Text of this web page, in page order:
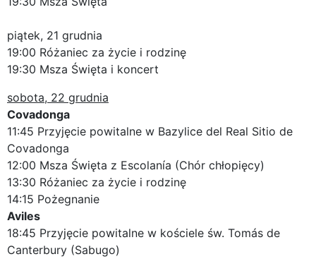
piątek, 21 grudnia
19:00 Różaniec za życie i rodzinę
19:30 Msza Święta i koncert
sobota, 22 grudnia
Covadonga
11:45 Przyjęcie powitalne w Bazylice del Real Sitio de
Covadonga
12:00 Msza Święta z Escolanía (Chór chłopięcy)
13:30 Różaniec za życie i rodzinę
14:15 Pożegnanie
Aviles
18:45 Przyjęcie powitalne w kościele św. Tomás de
Canterbury (Sabugo)